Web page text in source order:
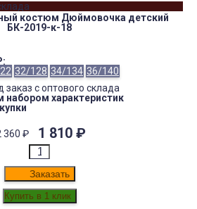
костюм Дюймовочка детский
БК-2019-к-18
32/128 34/134 36/140
заказ с оптового склада
характеристик
360 ₽ 1 810 ₽
Заказать